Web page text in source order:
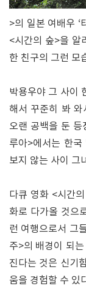
>의 일본 여배우 ‘
<시간의 숲>을 알
한 친구의 그런 모
박용우야 그 사이
해서 꾸준히 봐 와
오랜 공백을 둔 등
루아>에서는 한
보지 않는 사이 그
다큐 영화 <시간
화로 다가올 것으
런 여행으로서 그
주>의 배경이 되
진다는 것은 신기
움을 경험할 수 있